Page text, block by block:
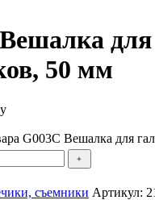
для
50 мм
G003C Вешалка для
﹢
съемники Артикул: